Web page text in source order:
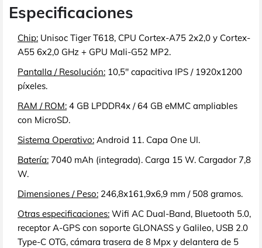
Especificaciones
Chip: Unisoc Tiger T618, CPU Cortex-A75 2x2,0 y Cortex-
A55 6x2,0 GHz + GPU Mali-G52 MP2.
Pantalla / Resolución: 10,5" capacitiva IPS / 1920x1200
píxeles.
RAM / ROM: 4 GB LPDDR4x / 64 GB eMMC ampliables
con MicroSD.
Sistema Operativo: Android 11. Capa One UI.
Batería: 7040 mAh (integrada). Carga 15 W. Cargador 7,8
W.
Dimensiones / Peso: 246,8x161,9x6,9 mm / 508 gramos.
Otras especificaciones: Wifi AC Dual-Band, Bluetooth 5.0,
receptor A-GPS con soporte GLONASS y Galileo, USB 2.0
Type-C OTG, cámara trasera de 8 Mpx y delantera de 5